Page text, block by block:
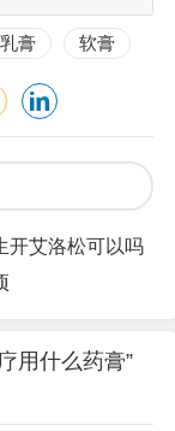
乳膏 软膏
开艾洛松可以吗
用什么药膏”